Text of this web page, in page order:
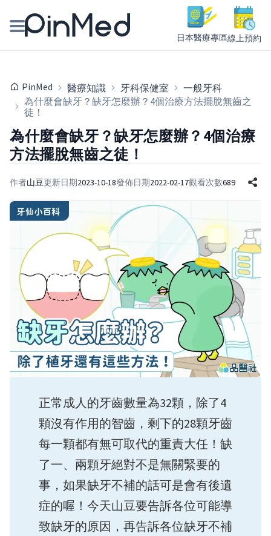
日本醫療專區線上預約
醫師專欄專訪
健康主題館
我是醫療人員
PinMed 醫療知識 牙科保健室
一般牙科
為什麼會缺牙？缺牙怎麼辦？4個治療方法擺脫無齒之
徒！
為什麼會缺牙？缺牙怎麼辦？4個治療
方法擺脫無齒之徒！
作者山豆更新日期2023-10-18發佈日期2022-02-17觀看次數689
正常成人的牙齒數量為32顆，除了4
顆沒有作用的智齒，剩下的28顆牙齒
每一顆都有無可取代的重責大任！缺
了一、兩顆牙絕對不是無關緊要的
事，如果缺牙不補的話可是會有後遺
症的喔！今天山豆要告訴各位可能導
致缺牙的原因，再告訴各位缺牙不補